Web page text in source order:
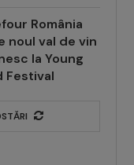
România
noul val de vin
la Young
Festival